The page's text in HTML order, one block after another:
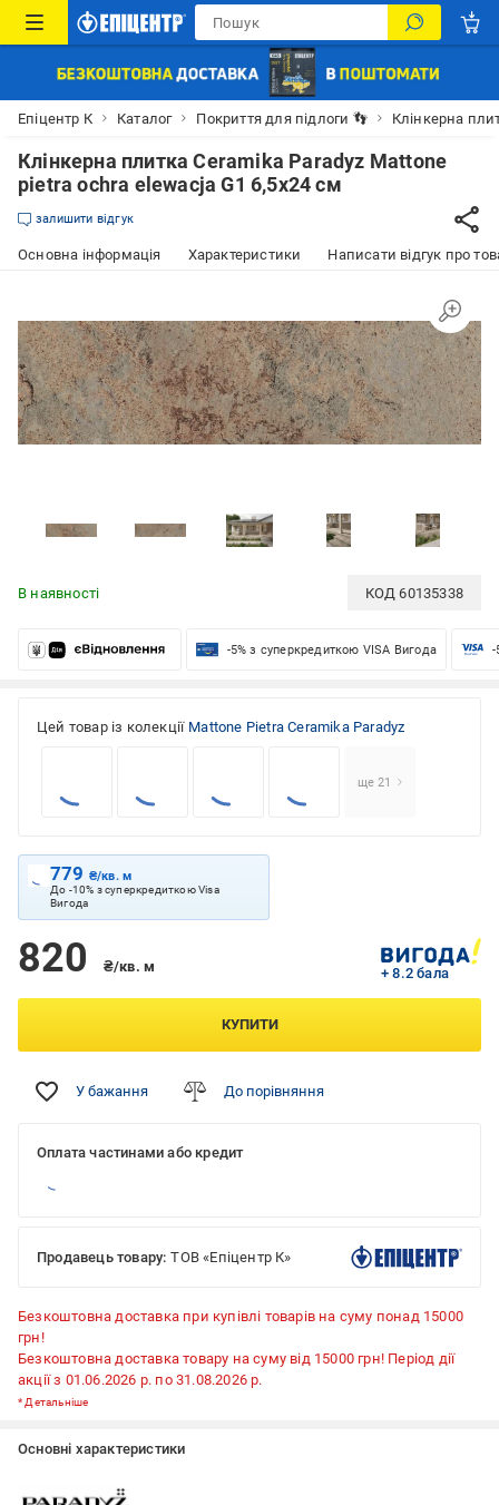
Епіцентр К Каталог Покриття для підлоги 👣 Клінкерна
Клінкерна плитка Ceramika Paradyz Mattone
pietra ochra elewacja G1 6,5x24 см
залишити відгук
Основна інформація Характеристики Написати відгук про
В наявності КОД60135338
-5% з суперкредиткою VISA Вигода -
Цей товар із колекції Mattone Pietra Ceramika Paradyz
ще 21
779 ₴/кв. м
До -10% з суперкредиткою Visa
Вигода
820 ₴/кв. м + 8.2 бала
КУПИТИ
У бажання До порівняння
Оплата частинами або кредит
Продавець товару: ТОВ «Епіцентр К»
Безкоштовна доставка при купівлі товарів на суму понад 15000
грн!
Безкоштовна доставка товару на суму від 15000 грн! Період дії
акції з 01.06.2026 р. по 31.08.2026 р.
*Детальніше
Основні характеристики